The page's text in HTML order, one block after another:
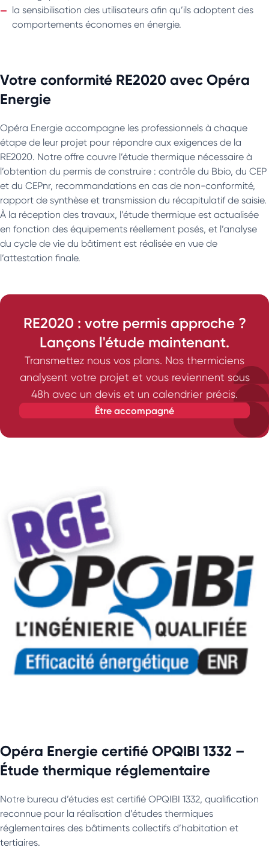
la sensibilisation des utilisateurs afin qu’ils adoptent des
comportements économes en énergie.
Votre conformité RE2020 avec Opéra
Energie
Opéra Energie accompagne les professionnels à chaque
étape de leur projet pour répondre aux exigences de la
RE2020. Notre offre couvre l’étude thermique nécessaire à
l’obtention du permis de construire : contrôle du Bbio, du CEP
et du CEPnr, recommandations en cas de non-conformité,
rapport de synthèse et transmission du récapitulatif de saisie.
À la réception des travaux, l’étude thermique est actualisée
en fonction des équipements réellement posés, et l’analyse
du cycle de vie du bâtiment est réalisée en vue de
l’attestation finale.
RE2020 : votre permis approche ?
Lançons l'étude maintenant.
Transmettez nous vos plans. Nos thermiciens
analysent votre projet et vous reviennent sous
48h avec un devis et un calendrier précis.
être accompagné
Opéra Energie certifié OPQIBI 1332 –
Étude thermique réglementaire
Notre bureau d’études est certifié OPQIBI 1332, qualification
reconnue pour la réalisation d’études thermiques
réglementaires des bâtiments collectifs d’habitation et
tertiaires.